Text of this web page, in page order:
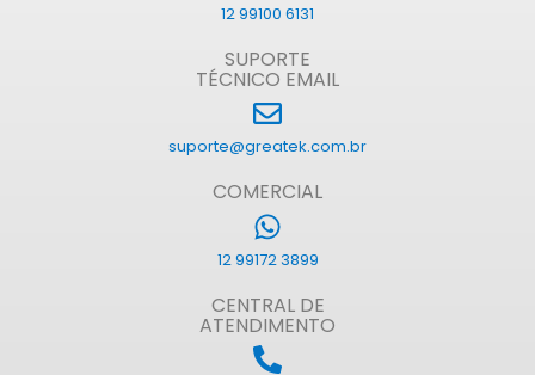
12 99100 6131
SUPORTE
TÉCNICO EMAIL
suporte@greatek.com.br
COMERCIAL
12 99172 3899
CENTRAL DE
ATENDIMENTO